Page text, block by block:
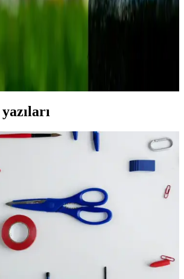
Uygun Yüz Yıkama Jeli
yıkama jeli seçenekleri ve cilt tipine uygun